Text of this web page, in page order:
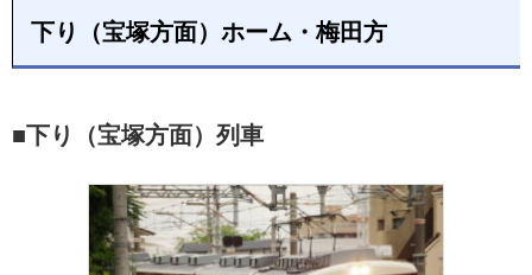
下り（宝塚方面）ホーム・梅田方
■下り（宝塚方面）列車